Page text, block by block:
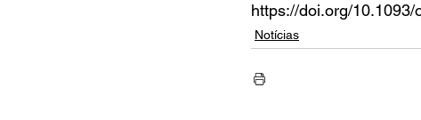
https://doi.org/10.1093/
Notícias